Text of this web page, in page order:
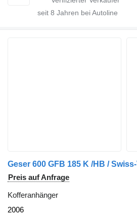
seit 8 Jahren bei Autoline
Geser 600 GFB 185 K /HB /
Preis auf Anfrage
Kofferanhänger
2006